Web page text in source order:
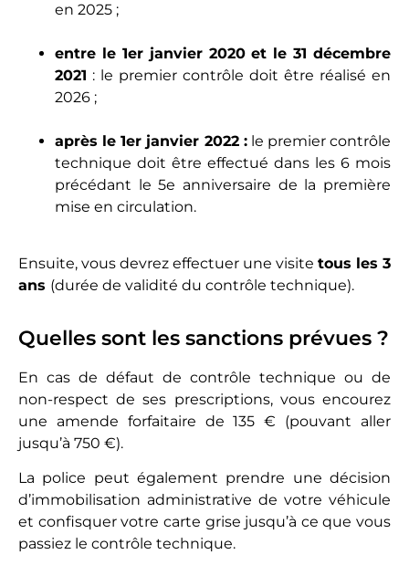
en 2025 ;
entre le 1er janvier 2020 et le 31 décembre
2021 : le premier contrôle doit être réalisé en
2026 ;
après le 1er janvier 2022 :le premier contrôle
technique doit être effectué dans les 6 mois
précédant le 5e anniversaire de la première
mise en circulation.
Ensuite, vous devrez effectuer une visite tous les 3
ans (durée de validité du contrôle technique).
Quelles sont les sanctions prévues ?
En cas de défaut de contrôle technique ou de
non-respect de ses prescriptions, vous encourez
une amende forfaitaire de 135 € (pouvant aller
jusqu’à 750 €).
La police peut également prendre une décision
d’immobilisation administrative de votre véhicule
et confisquer votre carte grise jusqu’à ce que vous
passiez le contrôle technique.